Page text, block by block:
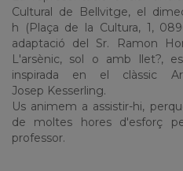
Cultural de Bellvitge, el
h ( Plaça de la Cultura, 1,
adaptació del Sr. Ramon
L'arsènic, sol o amb llet?,
inspirada en el clàssic
Josep Kesserling.
Us animem a assistir-hi,
de moltes hores d'esforç
professor.